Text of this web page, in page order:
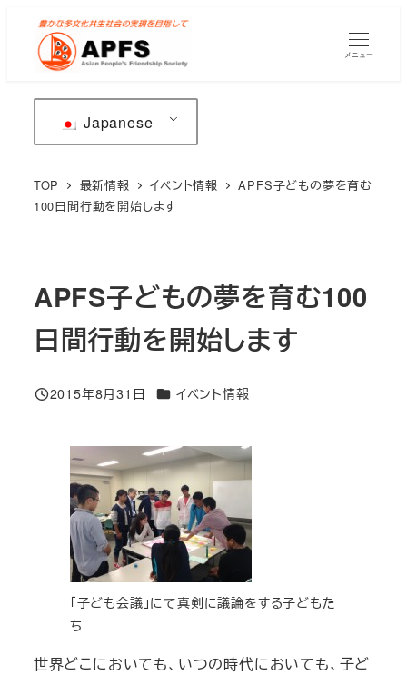
メニュー
Japanese
TOP 最新情報 イベント情報
APFS子どもの夢を育む
100日間行動を開始します
APFS子どもの夢を育む100
日間行動を開始します
投稿日
2015年8月31日 カテゴリー
イベント情報
「子ども会議」にて真剣に議論をする子どもた
ち
世界どこにおいても、いつの時代においても、子ど